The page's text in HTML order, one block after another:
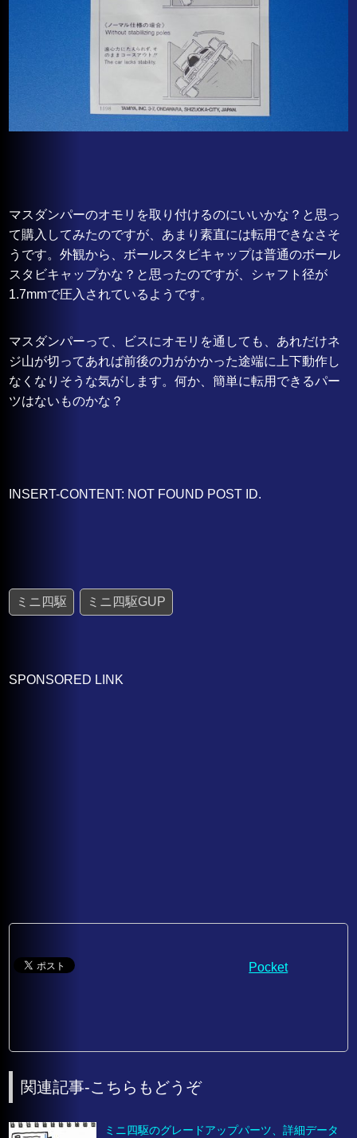
マスダンパーのオモリを取り付けるのにいいかな？と思っ
て購入してみたのですが、あまり素直には転用できなさそ
うです。外観から、ボールスタビキャップは普通のボール
スタビキャップかな？と思ったのですが、シャフト径が
1.7mmで圧入されているようです。
マスダンパーって、ビスにオモリを通しても、あれだけネ
ジ山が切ってあれば前後の力がかかった途端に上下動作し
なくなりそうな気がします。何か、簡単に転用できるパー
ツはないものかな？
INSERT-CONTENT: NOT FOUND POST ID.
ミニ四駆 ミニ四駆GUP
SPONSORED LINK
Pocket
関連記事-こちらもどうぞ
ミニ四駆のグレードアップパーツ、詳細データ